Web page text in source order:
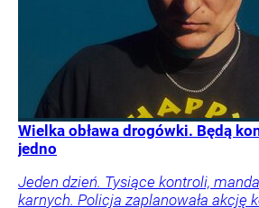
Wielka obława drogówki. Będą
jedno
Jeden dzień. Tysiące kontroli,
karnych. Policja zaplanowała akcję